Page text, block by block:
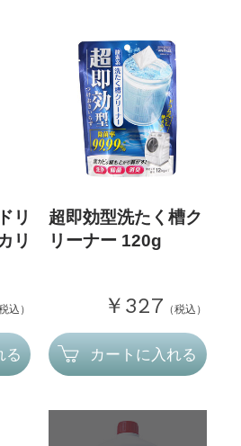
リ
リ
込）
る
超即効型洗たく槽ク
リーナー 120g
￥327 （税込）
カートに入れる